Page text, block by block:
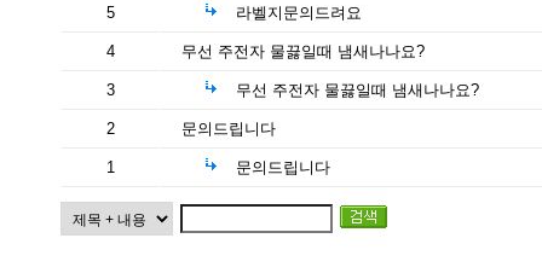
5 라벨지문의드려요
4 무선 주전자 물끓일때 냄새나나요?
3 무선 주전자 물끓일때 냄새나나요?
2 문의드립니다
1 문의드립니다